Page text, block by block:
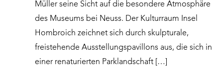
Müller seine Sicht auf die besondere Atmosphäre
des Museums bei Neuss. Der Kulturraum Insel
Hombroich zeichnet sich durch skulpturale,
freistehende Ausstellungspavillons aus, die sich in
einer renaturierten Parklandschaft […]